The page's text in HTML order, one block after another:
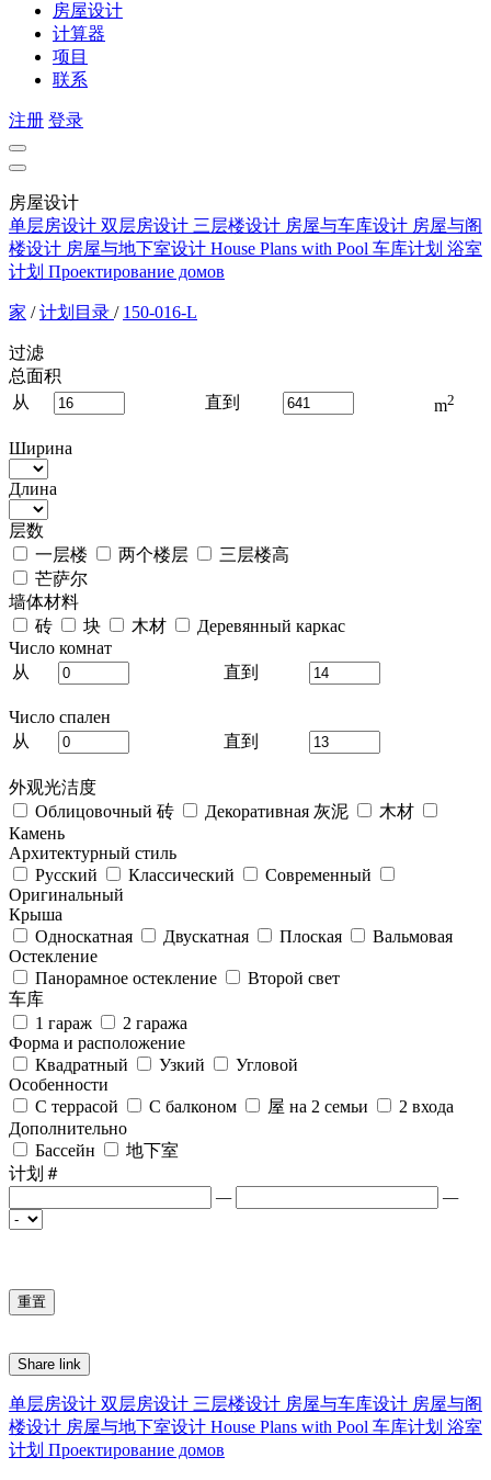
房屋设计
计算器
项目
联系
注册 登录
房屋设计
单层房设计 双层房设计 三层楼设计 房屋与车库设计 房屋与阁
楼设计 房屋与地下室设计 House Plans with Pool 车库计划 浴室
计划 Проектирование домов
家 / 计划目录 / 150-016-L
过滤
总面积
从
直到 m2
Ширина
Длина
层数
一层楼
两个楼层
三层楼高
芒萨尔
墙体材料
砖
块 木材
Деревянный каркас
Число комнат
从
直到
Число спален
从
直到
外观光洁度
Облицовочный 砖
Декоративная 灰泥
木材
Камень
Архитектурный стиль
Русский
Классический
Современный
Оригинальный
Крыша
Односкатная
Двускатная Плоская
Вальмовая
Остекление
Панорамное остекление
Второй свет
车库
1 гараж
2 гаража
Форма и расположение
Квадратный
Узкий
Угловой
Особенности
С террасой
С балконом 屋 на 2 семьи
2 входа
Дополнительно
Бассейн
地下室
计划＃
—
—
Share link
单层房设计 双层房设计 三层楼设计 房屋与车库设计 房屋与阁
楼设计 房屋与地下室设计 House Plans with Pool 车库计划 浴室
计划 Проектирование домов